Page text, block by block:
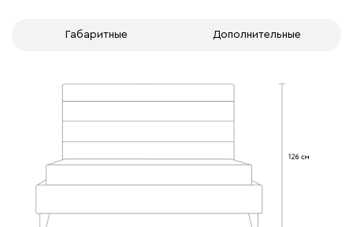
Габаритные Дополнительные